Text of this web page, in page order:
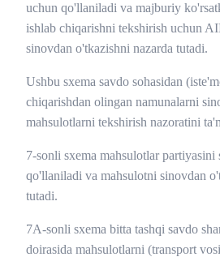
uchun qo'llaniladi va majburiy
ishlab chiqarishni tekshirish uchun
sinovdan o'tkazishni nazarda tutadi.
Ushbu sxema savdo sohasidan
chiqarishdan olingan namunalarni
mahsulotlarni tekshirish nazoratini
7-sonli sxema mahsulotlar partiyasini
qo'llaniladi va mahsulotni sinovdan
tutadi.
7A-sonli sxema bitta tashqi savdo
doirasida mahsulotlarni (transport